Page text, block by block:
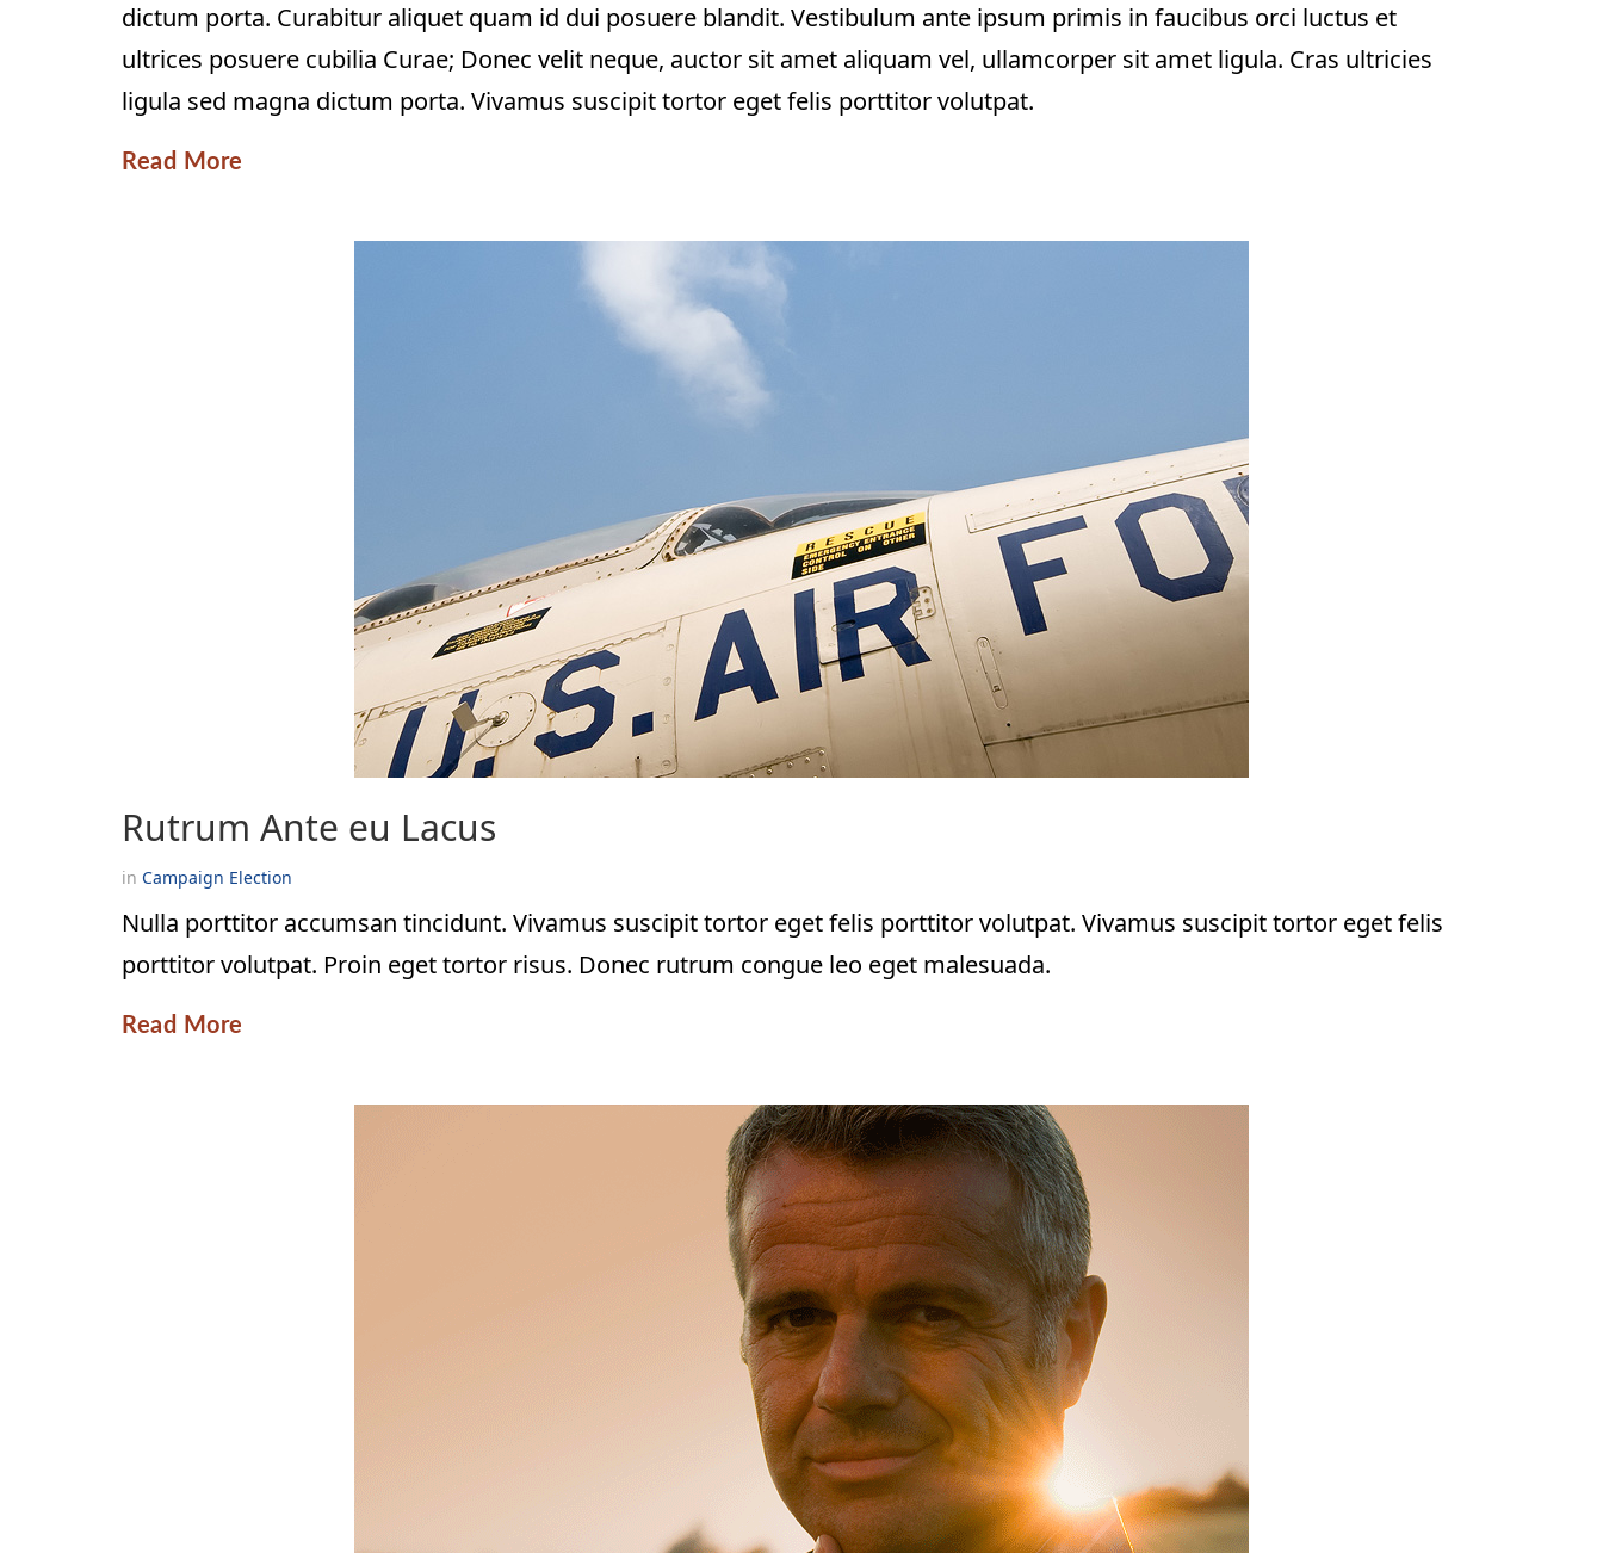
dictum porta. Curabitur aliquet quam id dui posuere blandit. Vestibulum ante ipsum primis in faucibus orci luctus et
ultrices posuere cubilia Curae; Donec velit neque, auctor sit amet aliquam vel, ullamcorper sit amet ligula. Cras ultricies
ligula sed magna dictum porta. Vivamus suscipit tortor eget felis porttitor volutpat.
Read More
Rutrum Ante eu Lacus
in Campaign Election
Nulla porttitor accumsan tincidunt. Vivamus suscipit tortor eget felis porttitor volutpat. Vivamus suscipit tortor eget felis
porttitor volutpat. Proin eget tortor risus. Donec rutrum congue leo eget malesuada.
Read More